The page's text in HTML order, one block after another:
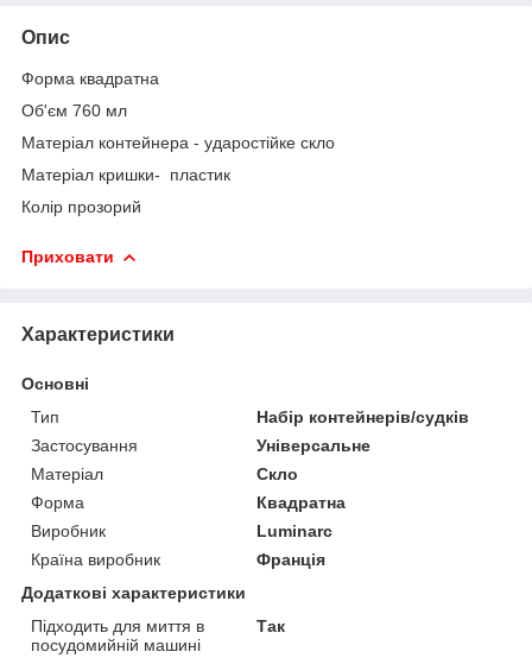
Опис
Форма квадратна
Об'єм 760 мл
Матеріал контейнера - ударостійке скло
Матеріал кришки- пластик
Колір прозорий
Приховати
Характеристики
Основні
Тип
Набір контейнерів/судків
Застосування
Універсальне
Матеріал
Скло
Форма
Квадратна
Виробник
Luminarc
Країна виробник
Франція
Додаткові характеристики
Підходить для миття в
посудомийній машині
Так